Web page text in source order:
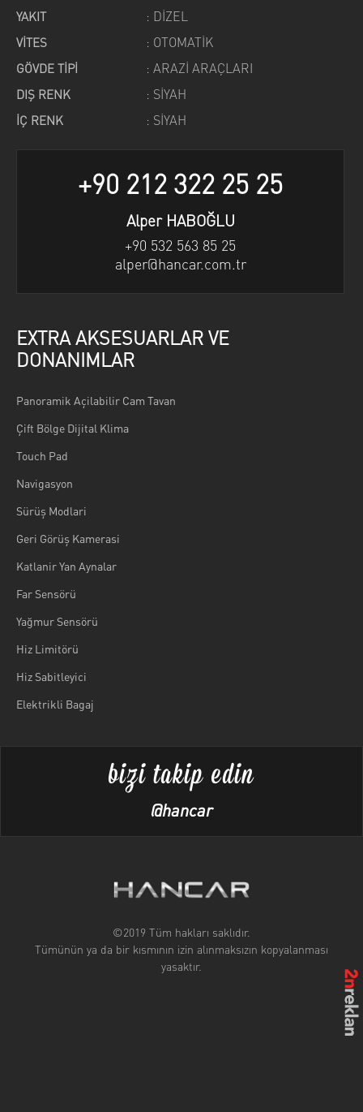
YAKIT : DİZEL
VİTES : OTOMATİK
GÖVDE TİPİ : ARAZİ ARAÇLARI
DIŞ RENK : SİYAH
İÇ RENK : SİYAH
+90 212 322 25 25
Alper HABOĞLU
+90 532 563 85 25
alper@hancar.com.tr
EXTRA AKSESUARLAR VE
DONANIMLAR
Panoramik Açilabilir Cam Tavan
Çift Bölge Dijital Klima
Touch Pad
Navigasyon
Sürüş Modlari
Geri Görüş Kamerasi
Katlanir Yan Aynalar
Far Sensörü
Yağmur Sensörü
Hiz Limitörü
Hiz Sabitleyici
Elektrikli Bagaj
bizi takip edin
@hancar
©2019 Tüm hakları saklıdır.
Tümünün ya da bir kısmının izin alınmaksızın kopyalanması
yasaktır.